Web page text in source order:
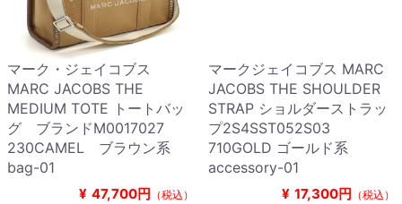
マーク・ジェイコブス
MARC JACOBS THE
MEDIUM TOTE トートバッ
グ ブランドM0017027
230CAMEL ブラウン系
bag-01
¥ 47,700円 （税込）
マークジェイコブス MARC
JACOBS THE SHOULDER
STRAP ショルダーストラッ
プ2S4SST052S03
710GOLD ゴールド系
accessory-01
¥ 17,300円 （税込）